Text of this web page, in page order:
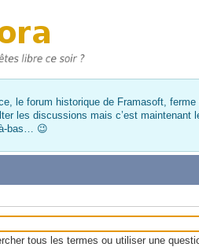
le forum historique de Framasoft,
les discussions mais c’est maintenant
bas… 😉
tous les termes ou utiliser une